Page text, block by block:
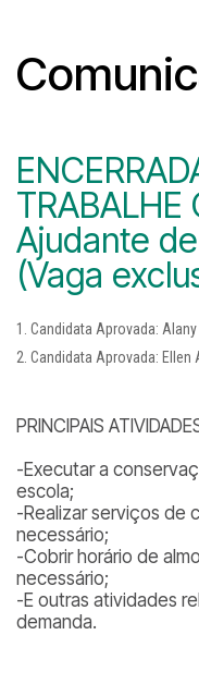
TRABALHE
Ajudante
(Vaga
Candidata Aprovada:
Candidata Aprovada:
PRINCIPAIS
-Executar a
escola;
-Realizar serviços de
necessário;
-Cobrir horário de
necessário;
-E outras atividades
demanda.